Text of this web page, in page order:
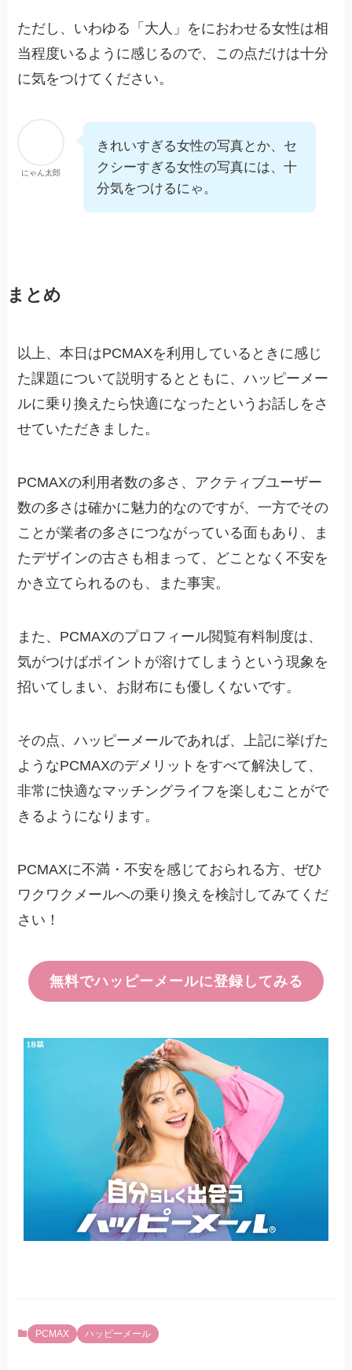
ただし、いわゆる「大人」をにおわせる女性は相
当程度いるように感じるので、この点だけは十分
に気をつけてください。
にゃん太郎
きれいすぎる女性の写真とか、セ
クシーすぎる女性の写真には、十
分気をつけるにゃ。
まとめ
以上、本日はPCMAXを利用しているときに感じ
た課題について説明するとともに、ハッピーメー
ルに乗り換えたら快適になったというお話しをさ
せていただきました。
PCMAXの利用者数の多さ、アクティブユーザー
数の多さは確かに魅力的なのですが、一方でその
ことが業者の多さにつながっている面もあり、ま
たデザインの古さも相まって、どことなく不安を
かき立てられるのも、また事実。
また、PCMAXのプロフィール閲覧有料制度は、
気がつけばポイントが溶けてしまうという現象を
招いてしまい、お財布にも優しくないです。
その点、ハッピーメールであれば、上記に挙げた
ようなPCMAXのデメリットをすべて解決して、
非常に快適なマッチングライフを楽しむことがで
きるようになります。
PCMAXに不満・不安を感じておられる方、ぜひ
ワクワクメールへの乗り換えを検討してみてくだ
さい！
無料でハッピーメールに登録してみる
PCMAX ハッピーメール